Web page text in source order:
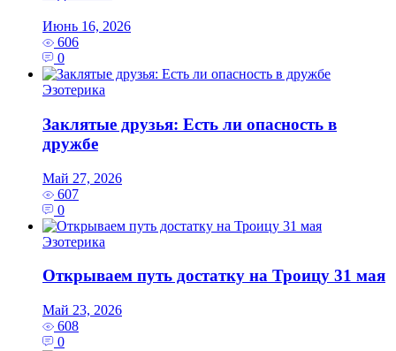
Июнь 16, 2026
606
0
Эзотерика
Заклятые друзья: Есть ли опасность в
дружбе
Май 27, 2026
607
0
Эзотерика
Открываем путь достатку на Троицу 31 мая
Май 23, 2026
608
0